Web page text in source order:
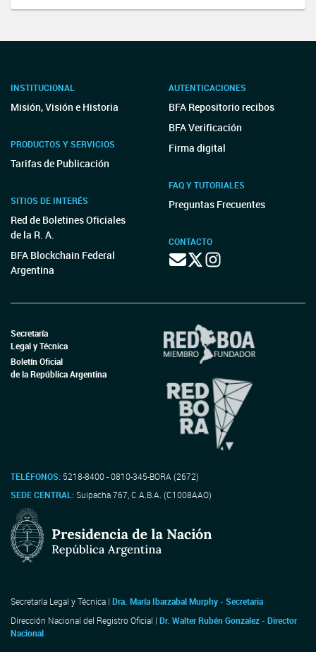
INSTITUCIONAL
Misión, Visión e Historia
PRODUCTOS Y SERVICIOS
Tarifas de Publicación
SITIOS DE INTERÉS
Red de Boletines Oficiales
de la R. A.
BFA Blockchain Federal
Argentina
AUTENTICACIONES
BFA Repositorio recibos
BFA Verificación
Firma digital
FAQ Y TUTORIALES
Preguntas Frecuentes
CONTACTO
Secretaría
Legal y Técnica
Boletín Oficial
de la República Argentina
TELÉFONOS: 5218-8400 - 0810-345-BORA (2672)
SEDE CENTRAL:Suipacha 767, C.A.B.A. (C1008AAO)
Secretaría Legal y Técnica | Dra. María Ibarzabal Murphy - Secretaria
Dirección Nacional del Registro Oficial | Dr. Walter Rubén Gonzalez - Director
Nacional